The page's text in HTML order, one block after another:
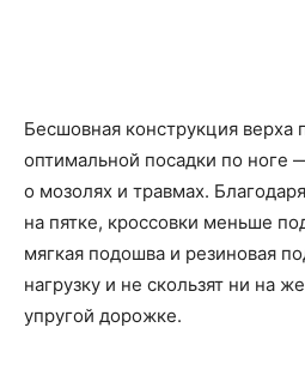
Бесшовная конструкция верха
оптимальной посадки по
о мозолях и травмах.
на пятке, кроссовки меньше
мягкая подошва и резиновая
нагрузку и не скользят ни на
упругой дорожке.